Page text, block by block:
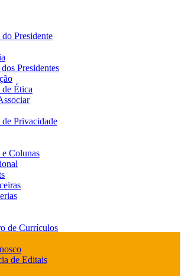
do Presidente
Presidentes
Ética
Privacidade
Colunas
de Currículos
de Editais